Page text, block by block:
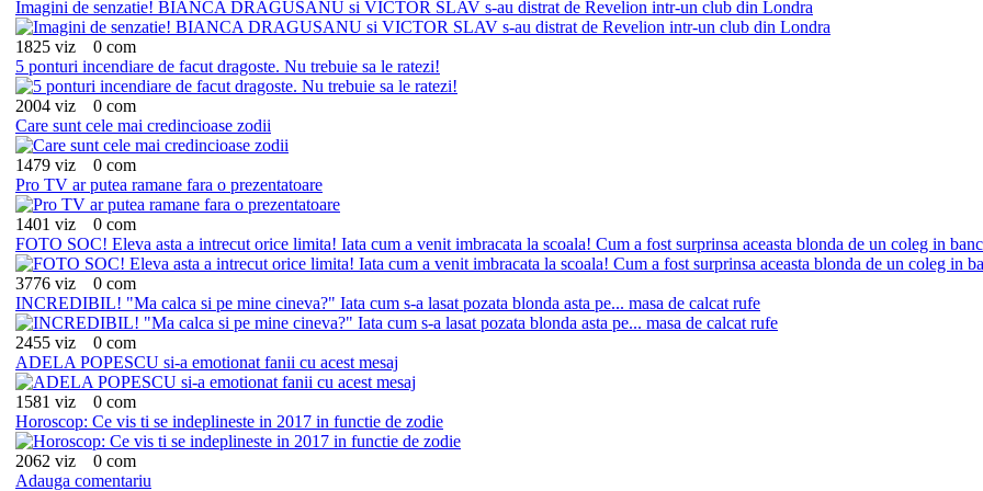
Imagini de senzatie! BIANCA DRAGUSANU si VICTOR SLAV s-au distrat de Revelion intr-un club din Londra
1825 viz
0 com
5 ponturi incendiare de facut dragoste. Nu trebuie sa le ratezi!
2004 viz
0 com
Care sunt cele mai credincioase zodii
1479 viz
0 com
Pro TV ar putea ramane fara o prezentatoare
1401 viz
0 com
FOTO SOC! Eleva asta a intrecut orice limita! Iata cum a venit imbracata la scoala! Cum a fost surprinsa aceasta blonda de un coleg in
3776 viz
0 com
INCREDIBIL! "Ma calca si pe mine cineva?" Iata cum s-a lasat pozata blonda asta pe... masa de calcat rufe
2455 viz
0 com
ADELA POPESCU si-a emotionat fanii cu acest mesaj
1581 viz
0 com
Horoscop: Ce vis ti se indeplineste in 2017 in functie de zodie
2062 viz
0 com
Adauga comentariu